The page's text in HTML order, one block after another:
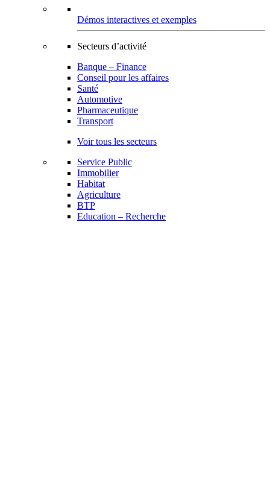
Démos interactives et exemples
Secteurs d’activité
Banque – Finance
Conseil pour les affaires
Santé
Automotive
Pharmaceutique
Transport
Voir tous les secteurs
Service Public
Immobilier
Habitat
Agriculture
BTP
Education – Recherche